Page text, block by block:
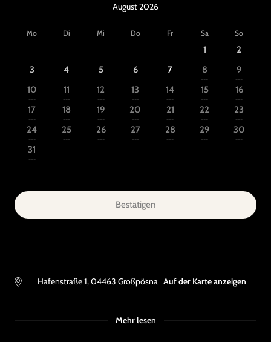
August 2026
Mo Di Mi Do Fr Sa So
1
2
3
4 5 6 7 8
---
9
---
10
---
11
---
12
---
13
---
14
---
15
---
16
---
17
---
18
---
19
---
20
---
21
---
22
---
23
---
24
---
25
---
26
---
27
---
28
---
29
---
30
---
31
---
Bestätigen
Hafenstraße 1,04463 Großpösna Auf der Karte anzeigen
Mehr lesen